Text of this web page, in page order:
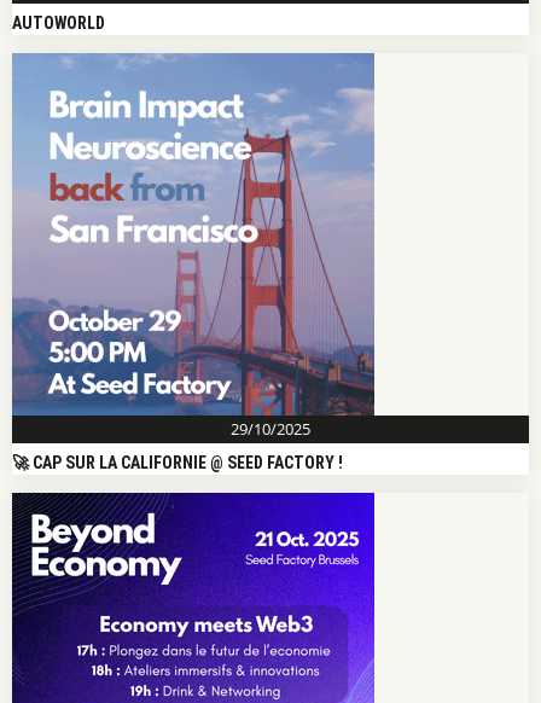
AUTOWORLD
29/10/2025
🚀 CAP SUR LA CALIFORNIE @ SEED FACTORY !